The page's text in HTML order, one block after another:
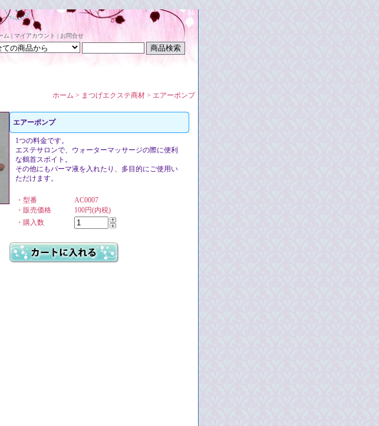
ム | マイアカウント | お問合せ
ホーム > まつげエクステ商材 > エアーポンプ
エアーポンプ
1つの料金です。
エステサロンで、ウォーターマッサージの際に便利
な鶴首スポイト。
その他にもパーマ液を入れたり、多目的にご使用い
ただけます。
・型番
AC0007
・販売価格
100円(内税)
・購入数